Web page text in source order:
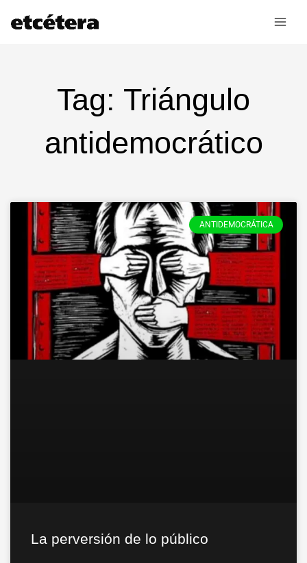
Tag: Triángulo
antidemocrático
ANTIDEMOCRÁTICA
La perversión de lo público